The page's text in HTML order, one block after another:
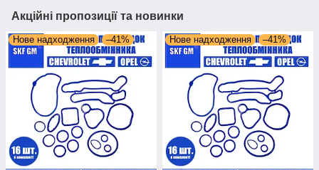
Акційні пропозиції та новинки
Нове надходження –41% Нове надходження –41%